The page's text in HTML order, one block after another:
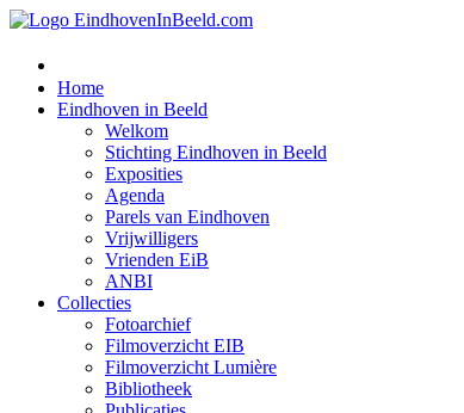
Home
Eindhoven in Beeld
Welkom
Stichting Eindhoven in Beeld
Exposities
Agenda
Parels van Eindhoven
Vrijwilligers
Vrienden EiB
ANBI
Collecties
Fotoarchief
Filmoverzicht EIB
Filmoverzicht Lumière
Bibliotheek